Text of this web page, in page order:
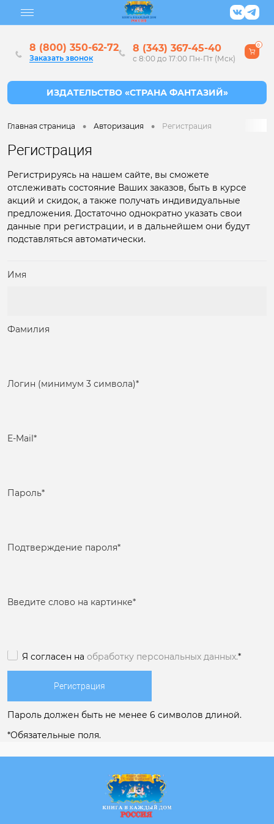
8 (800) 350-62-72
Заказать звонок
8 (343) 367-45-40
с 8:00 до 17:00 Пн-Пт (Мск)
0
Главная страница • Авторизация • Регистрация
Регистрация
Регистрируясь на нашем сайте, вы сможете
отслеживать состояние Ваших заказов, быть в курсе
акций и скидок, а также получать индивидуальные
предложения. Достаточно однократно указать свои
данные при регистрации, и в дальнейшем они будут
подставляться автоматически.
Имя
Фамилия
Логин (минимум 3 символа)*
E-Mail*
Пароль*
Подтверждение пароля*
Введите слово на картинке*
Я согласен на обработку персональных данных.*
Пароль должен быть не менее 6 символов длиной.
*Обязательные поля.